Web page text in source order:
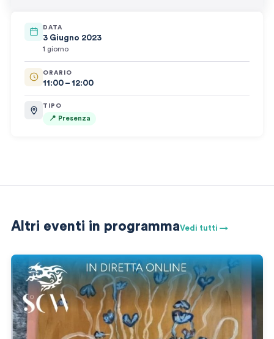
DATA
3 Giugno 2023
1 giorno
ORARIO
11:00 – 12:00
TIPO
📍 Presenza
Altri eventi in programmaVedi tutti →